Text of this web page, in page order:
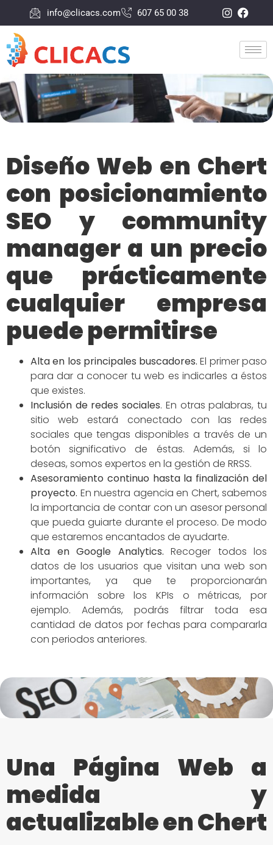
info@clicacs.com 607 65 00 38
Diseño Web en Chert
con posicionamiento
SEO y community
manager a un precio
que prácticamente
cualquier empresa
puede permitirse
Alta en los principales buscadores. El primer paso
para dar a conocer tu web es indicarles a éstos
que existes.
Inclusión de redessociales. En otras palabras, tu
sitio web estará conectado con las redes
sociales que tengas disponibles a través de un
botón significativo de éstas. Además, si lo
deseas, somos expertos en la gestión de RRSS.
Asesoramiento continuo hasta la finalización del
proyecto. En nuestra agencia en Chert, sabemos
la importancia de contar con un asesor personal
que pueda guiarte durante el proceso. De modo
que estaremos encantados de ayudarte.
Alta en Google Analytics. Recoger todos los
datos de los usuarios que visitan una web son
importantes, ya que te proporcionarán
información sobre los KPIs o métricas, por
ejemplo. Además, podrás filtrar toda esa
cantidad de datos por fechas para compararla
con periodos anteriores.
Una Página Web a
medida y
actualizable en Chert